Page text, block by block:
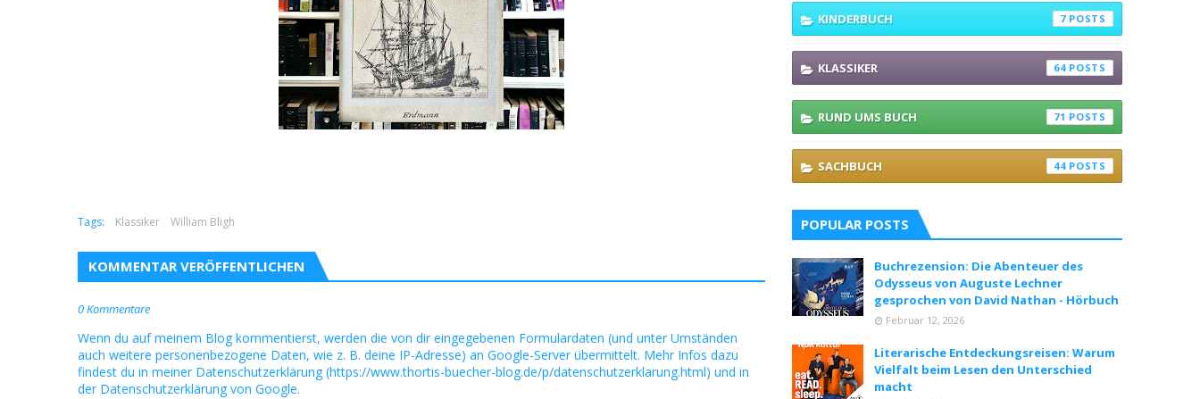
Tags: Klassiker William Bligh
KOMMENTAR VERÖFFENTLICHEN
0 Kommentare
Wenn du auf meinem Blog kommentierst, werden die von dir eingegebenen Formulardaten (und unter Umständen
auch weitere personenbezogene Daten, wie z. B. deine IP-Adresse) an Google-Server übermittelt. Mehr Infos dazu
findest du in meiner Datenschutzerklärung (https://www.thortis-buecher-blog.de/p/datenschutzerklarung.html) und in
der Datenschutzerklärung von Google.
KINDERBUCH 7
KLASSIKER 64
RUND UMS BUCH 71
SACHBUCH 44
POPULAR POSTS
Buchrezension: Die Abenteuer des
Odysseus von Auguste Lechner
gesprochen von David Nathan - Hörbuch
Februar 12, 2026
Literarische Entdeckungsreisen: Warum
Vielfalt beim Lesen den Unterschied
macht